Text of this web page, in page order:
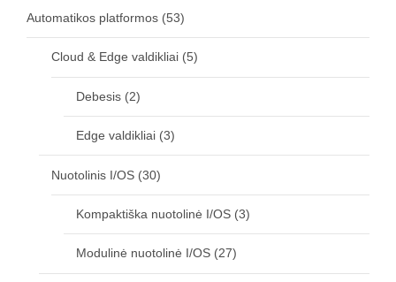
Automatikos platformos (53)
Cloud & Edge valdikliai (5)
Debesis (2)
Edge valdikliai (3)
Nuotolinis I/OS (30)
Kompaktiška nuotolinė I/OS (3)
Modulinė nuotolinė I/OS (27)